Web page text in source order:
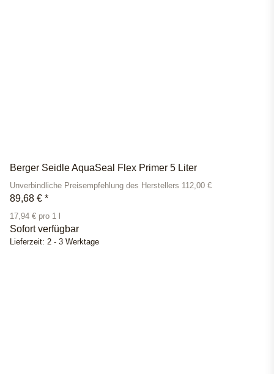
Berger Seidle AquaSeal Flex Primer 5 Liter
Unverbindliche Preisempfehlung des Herstellers 112,00 €
89,68 € *
17,94 € pro 1 l
Sofort verfügbar
Lieferzeit: 2 - 3 Werktage